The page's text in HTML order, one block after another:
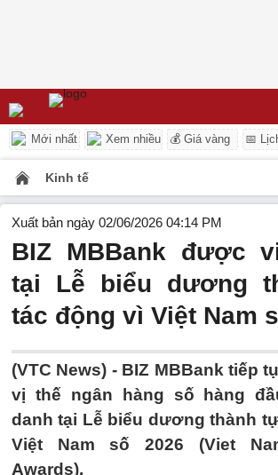
Mới nhất Xem nhiều 💰 Giá vàng 📅
Kinh tế
Xuất bản ngày 02/06/2026 04:14 PM
BIZ MBBank được
tại Lễ biểu dương
tác động vì Việt Nam
(VTC News) - BIZ MBBank tiếp
vị thế ngân hàng số hàng
danh tại Lễ biểu dương thành
Việt Nam số 2026 (Viet
Awards).